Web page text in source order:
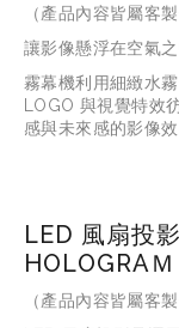
（產品內容皆屬客
讓影像懸浮在空氣
霧幕機利用細緻水
LOGO 與視覺特效
感與未來感的影像效
LED 風扇投
HOLOGRA
（產品內容皆屬客